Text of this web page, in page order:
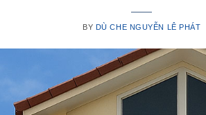
BY DÙ CHE NGUYỄN LÊ PHÁT